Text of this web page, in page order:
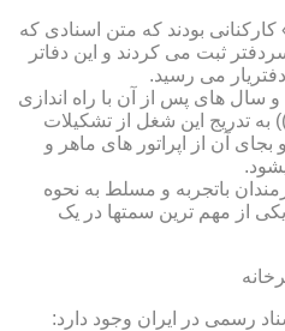
بودند که متن اسنادی که
ثبت می کردند و این دفاتر
می رسید.
از سال های ۱۳۹۲ تا سال ۱۳۹۵ و سال های پس از آن با راه اندازی
به تدریج این شغل از تشکیلات
آن از اپراتور های ماهر و
باتجربه و مسلط به نحوه
از مهم ترین سمتها در یک
رسمی در ایران وجود دارد: